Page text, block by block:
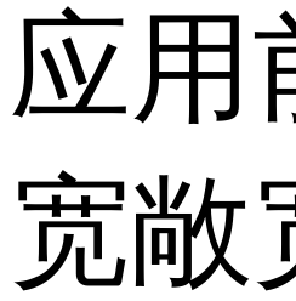
应用
宽敞